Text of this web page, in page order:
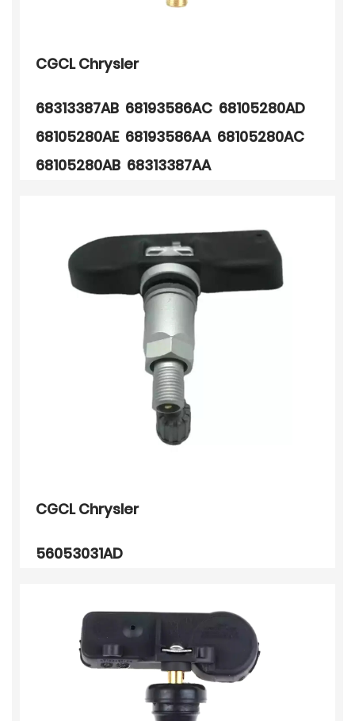
CGCL Chrysler
68313387AB 68193586AC 68105280AD
68105280AE 68193586AA 68105280AC
68105280AB 68313387AA
CGCL Chrysler
56053031AD